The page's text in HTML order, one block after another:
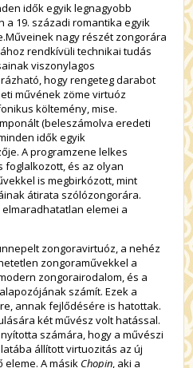
idők egyik legnagyobb
a 19. századi romantika egyik
nagy részét zongorára
rendkívüli technikai tudás
viszonylagos
hogy rengeteg darabot
művének zöme virtuóz
költemény, mise.
(beleszámolva eredeti
idők egyik
A programzene lelkes
foglalkozott, és az olyan
is megbirkózott, mint
átirata szólózongorára.
elemei a
zongoravirtuóz, a nehéz
zongoraművekkel a
zongorairodalom, és a
számít. Ezek a
annak fejlődésére is hatottak.
két művész volt hatással.
számára, hogy a művészi
állított virtuozitás az új
A másik Chopin, aki a